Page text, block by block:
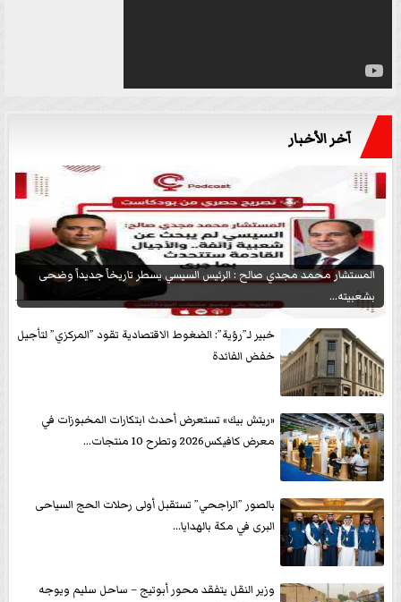
آخر الأخبار
المستشار محمد مجدي صالح : الرئيس السيسي يسطر تاريخاً جديداً وضحى
بشعبيته...
خبير لـ”رؤية”: الضغوط الاقتصادية تقود ”المركزي” لتأجيل
خفض الفائدة
«ريتش بيك» تستعرض أحدث ابتكارات المخبوزات في
معرض كافيكس2026 وتطرح 10 منتجات...
بالصور ”الراجحي” تستقبل أولى رحلات الحج السياحى
البرى في مكة بالهدايا...
وزير النقل يتفقد محور أبوتيج – ساحل سليم ويوجه